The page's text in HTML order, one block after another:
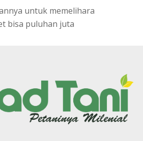
untuk memelihara
bisa puluhan juta